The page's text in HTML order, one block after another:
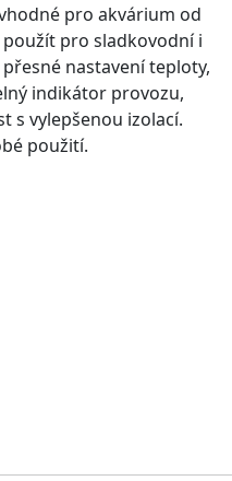
pro akvárium od
použít pro sladkovodní i
nastavení teploty,
indikátor provozu,
s vylepšenou izolací.
použití.